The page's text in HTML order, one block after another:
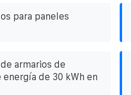
para paneles
armarios de
de 30 kWh en